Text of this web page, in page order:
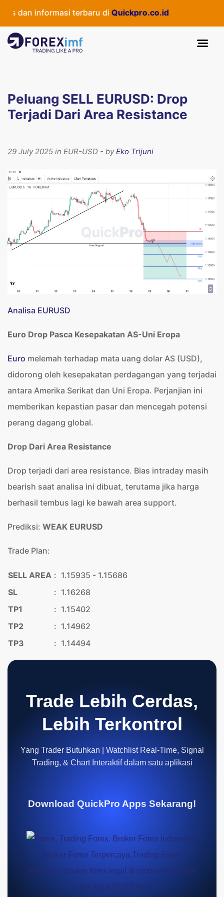
informasi terbaru diQuickpro.co.id
Peluang SELL EURUSD: Drop
Terjadi Dari Area Resistance
29 July 2025 in EUR-USD - byEko Trijuni
Analisa EURUSD
Euro Drop Pasca Kesepakatan AS-Uni Eropa
Euro melemah terhadap mata uang dolar AS (USD),
didorong oleh kesepakatan perdagangan yang terjadai
antara Amerika Serikat dan Uni Eropa. Perjanjian ini
memberikan kepastian pasar dan mencegah potensi
perang dagang global.
Drop Dari Area Resistance
Drop terjadi dari area resistance. Bias intraday masih
bearish saat analisa ini dibuat, terutama jika harga
berhasil tembus lagi ke bawah area support.
Prediksi: WEAK EURUSD
Trade Plan:
SELL AREA : 1.15935 - 1.15686
SL
: 1.16268
TP1
: 1.15402
TP2
: 1.14962
TP3
: 1.14494
Trade Lebih Cerdas,
Lebih Terkontrol
Yang Trader Butuhkan | Watchlist Real-Time, Signal
Trading, & Chart Interaktif dalam satu aplikasi
Download QuickPro Apps Sekarang!